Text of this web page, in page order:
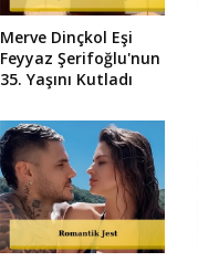
Merve Dinçkol Eşi
Feyyaz Şerifoğlu'nun
35. Yaşını Kutladı